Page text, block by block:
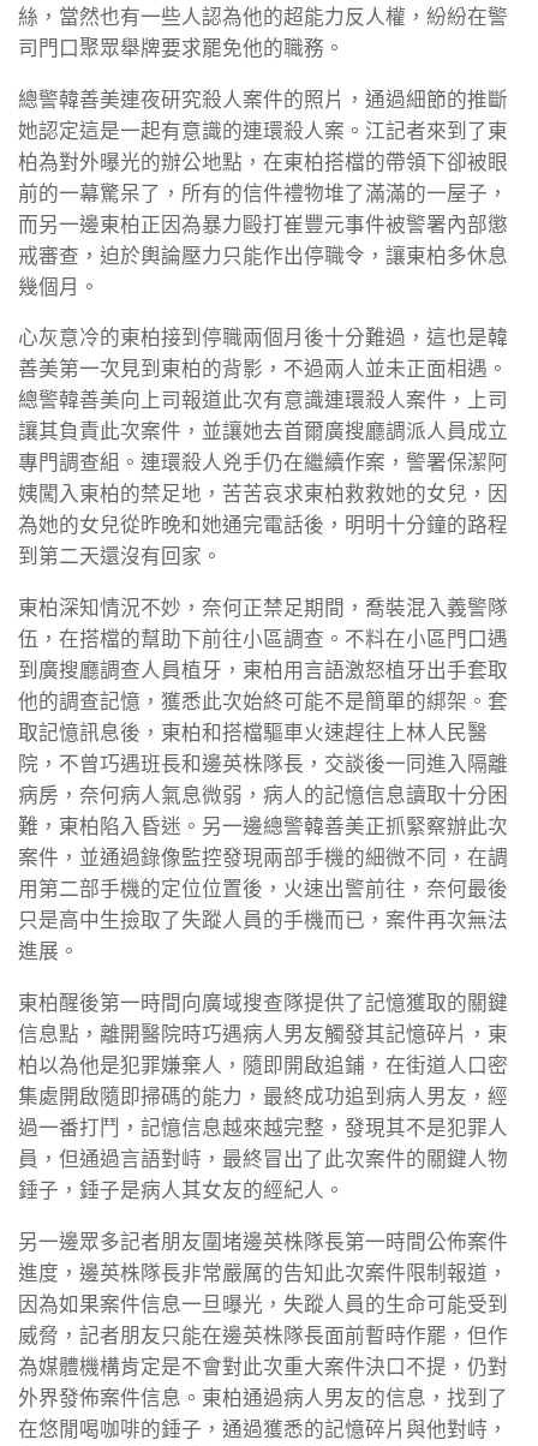
絲，當然也有一些人認為他的超能力反人權，紛紛在警
司門口聚眾舉牌要求罷免他的職務。
總警韓善美連夜研究殺人案件的照片，通過細節的推斷
她認定這是一起有意識的連環殺人案。江記者來到了東
柏為對外曝光的辦公地點，在東柏搭檔的帶領下卻被眼
前的一幕驚呆了，所有的信件禮物堆了滿滿的一屋子，
而另一邊東柏正因為暴力毆打崔豐元事件被警署內部懲
戒審查，迫於輿論壓力只能作出停職令，讓東柏多休息
幾個月。
心灰意冷的東柏接到停職兩個月後十分難過，這也是韓
善美第一次見到東柏的背影，不過兩人並未正面相遇。
總警韓善美向上司報道此次有意識連環殺人案件，上司
讓其負責此次案件，並讓她去首爾廣搜廳調派人員成立
專門調查組。連環殺人兇手仍在繼續作案，警署保潔阿
姨闖入東柏的禁足地，苦苦哀求東柏救救她的女兒，因
為她的女兒從昨晚和她通完電話後，明明十分鐘的路程
到第二天還沒有回家。
東柏深知情況不妙，奈何正禁足期間，喬裝混入義警隊
伍，在搭檔的幫助下前往小區調查。不料在小區門口遇
到廣搜廳調查人員植牙，東柏用言語激怒植牙出手套取
他的調查記憶，獲悉此次始終可能不是簡單的綁架。套
取記憶訊息後，東柏和搭檔驅車火速趕往上林人民醫
院，不曾巧遇班長和邊英株隊長，交談後一同進入隔離
病房，奈何病人氣息微弱，病人的記憶信息讀取十分困
難，東柏陷入昏迷。另一邊總警韓善美正抓緊察辦此次
案件，並通過錄像監控發現兩部手機的細微不同，在調
用第二部手機的定位位置後，火速出警前往，奈何最後
只是高中生撿取了失蹤人員的手機而已，案件再次無法
進展。
東柏醒後第一時間向廣域搜查隊提供了記憶獲取的關鍵
信息點，離開醫院時巧遇病人男友觸發其記憶碎片，東
柏以為他是犯罪嫌棄人，隨即開啟追鋪，在街道人口密
集處開啟隨即掃碼的能力，最終成功追到病人男友，經
過一番打鬥，記憶信息越來越完整，發現其不是犯罪人
員，但通過言語對峙，最終冒出了此次案件的關鍵人物
錘子，錘子是病人其女友的經紀人。
另一邊眾多記者朋友圍堵邊英株隊長第一時間公佈案件
進度，邊英株隊長非常嚴厲的告知此次案件限制報道，
因為如果案件信息一旦曝光，失蹤人員的生命可能受到
威脅，記者朋友只能在邊英株隊長面前暫時作罷，但作
為媒體機構肯定是不會對此次重大案件決口不提，仍對
外界發佈案件信息。東柏通過病人男友的信息，找到了
在悠閒喝咖啡的錘子，通過獲悉的記憶碎片與他對峙，